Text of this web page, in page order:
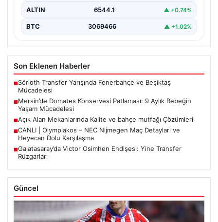
ALTIN 6544.1 ▲ +0.74%
BTC 3069466 ▲ +1.02%
Son Eklenen Haberler
■Sörloth Transfer Yarışında Fenerbahçe ve Beşiktaş
Mücadelesi
■Mersin’de Domates Konservesi Patlaması: 9 Aylık Bebeğin
Yaşam Mücadelesi
■Açık Alan Mekanlarında Kalite ve bahçe mutfağı Çözümleri
■CANLI | Olympiakos – NEC Nijmegen Maç Detayları ve
Heyecan Dolu Karşılaşma
■Galatasaray’da Victor Osimhen Endişesi: Yine Transfer
Rüzgarları
Güncel